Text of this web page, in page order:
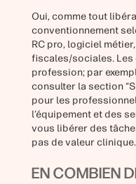
Oui, comme tout
conventionnement
RC pro, logiciel
fiscales/sociales. Les
profession; par
consulter la section
pour les
l’équipement et des
vous libérer des
pas de valeur clinique.
EN COMBIEN